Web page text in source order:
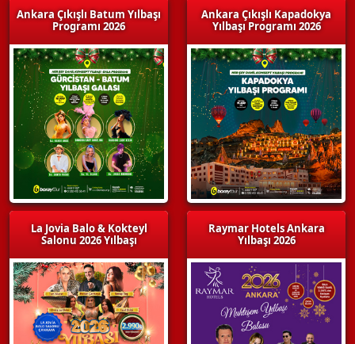
Ankara Çıkışlı Batum Yılbaşı
Programı 2026
La Jovia Balo & Kokteyl
Salonu 2026 Yılbaşı
Ankara Çıkışlı Kapadokya
Yılbaşı Programı 2026
Raymar Hotels Ankara
Yılbaşı 2026